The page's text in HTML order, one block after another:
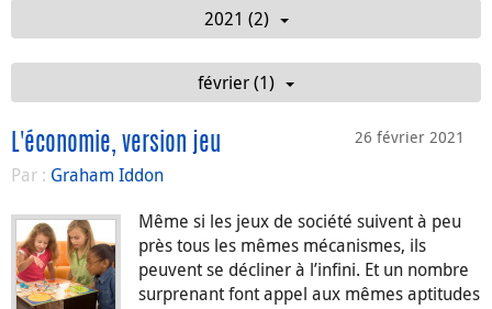
2021 (2)
février (1)
26 février 2021
L'économie, version jeu
Par : Graham Iddon
Même si les jeux de société suivent à peu
près tous les mêmes mécanismes, ils
peuvent se décliner à l’infini. Et un nombre
surprenant font appel aux mêmes aptitudes